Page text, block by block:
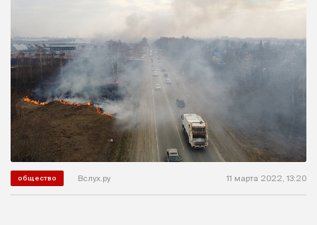
общество Вслух.ру 11 марта 2022, 13:20